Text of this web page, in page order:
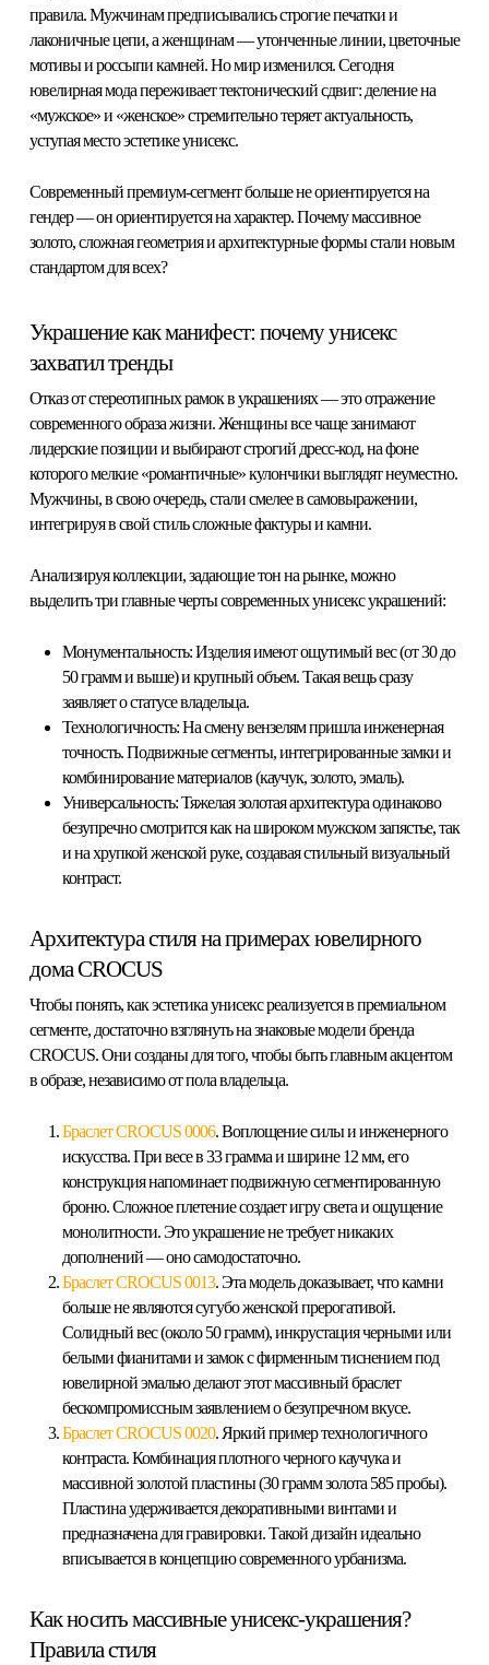
правила. Мужчинам предписывались строгие печатки и
лаконичные цепи, а женщинам — утонченные линии, цветочные
мотивы и россыпи камней. Но мир изменился. Сегодня
ювелирная модапереживает тектонический сдвиг: деление на
«мужское» и «женское» стремительно теряет актуальность,
уступая место эстетикеунисекс.
Современный премиум-сегмент больше не ориентируется на
гендер — он ориентируется на характер. Почему массивное
золото, сложная геометрия и архитектурные формы стали новым
стандартом для всех?
Украшение как манифест: почему унисекс
захватил тренды
Отказ от стереотипных рамок в украшениях — это отражение
современного образа жизни. Женщины все чаще занимают
лидерские позиции и выбирают строгий дресс-код, на фоне
которого мелкие «романтичные» кулончики выглядят неуместно.
Мужчины, в свою очередь, стали смелее в самовыражении,
интегрируя в свой стиль сложные фактуры и камни.
Анализируя коллекции, задающие тон на рынке, можно
выделить три главные черты современныхунисекс украшений:
Монументальность:Изделия имеют ощутимый вес (от 30 до
50 грамм и выше) и крупный объем. Такая вещь сразу
заявляет о статусе владельца.
Технологичность:На смену вензелям пришла инженерная
точность. Подвижные сегменты, интегрированные замки и
комбинирование материалов (каучук, золото, эмаль).
Универсальность:Тяжелая золотая архитектура одинаково
безупречно смотрится как на широком мужском запястье, так
и на хрупкой женской руке, создавая стильный визуальный
контраст.
Архитектура стиля на примерах ювелирного
дома CROCUS
Чтобы понять, как эстетика унисекс реализуется в премиальном
сегменте, достаточно взглянуть на знаковые модели бренда
CROCUS. Они созданы для того, чтобы быть главным акцентом
в образе, независимо от пола владельца.
Браслет CROCUS 0006. Воплощение силы и инженерного
искусства. При весе в 33 грамма и ширине 12 мм, его
конструкция напоминает подвижную сегментированную
броню. Сложное плетение создает игру света и ощущение
монолитности. Это украшение не требует никаких
дополнений — оно самодостаточно.
Браслет CROCUS 0013. Эта модель доказывает, что камни
больше не являются сугубо женской прерогативой.
Солидный вес (около 50 грамм), инкрустация черными или
белыми фианитами и замок с фирменным тиснением под
ювелирной эмальюделают этотмассивный браслет
бескомпромиссным заявлением о безупречном вкусе.
Браслет CROCUS 0020. Яркий пример технологичного
контраста. Комбинация плотного черного каучука и
массивной золотой пластины (30 грамм золота 585 пробы).
Пластина удерживается декоративными винтами и
предназначена для гравировки. Такой дизайн идеально
вписывается в концепцию современного урбанизма.
Как носить массивные унисекс-украшения?
Правила стиля